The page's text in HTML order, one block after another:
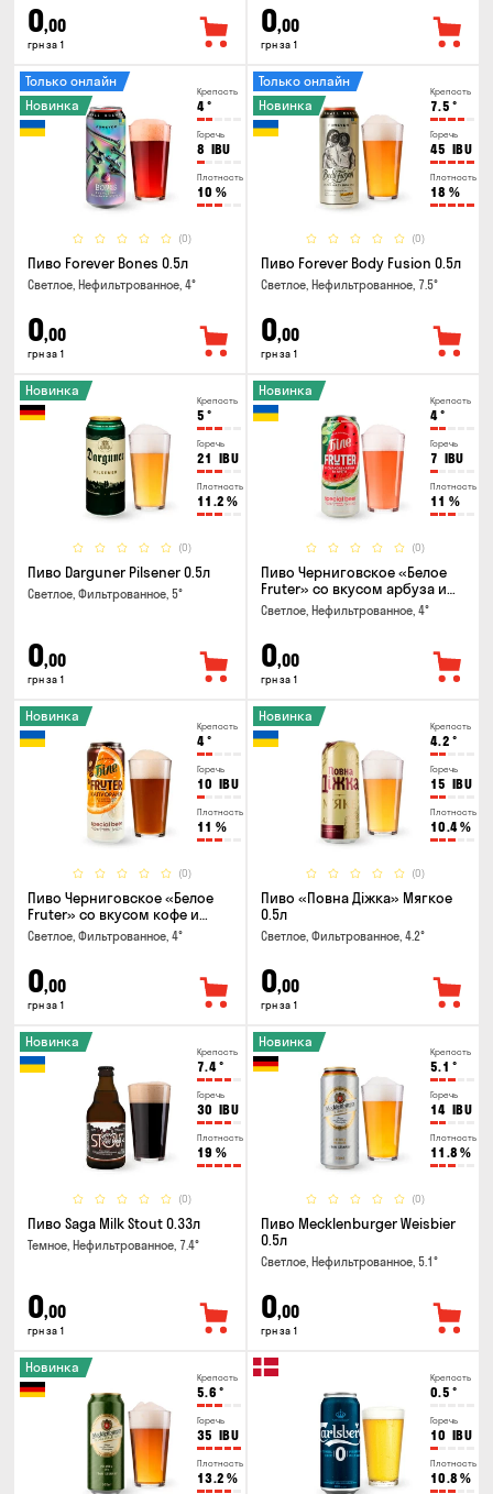
0,00
грн за 1
0,00
грн за 1
Крепость
4°
Горечь
8 IBU
Плотность
10 %
(0)
Только онлайн
Новинка
Пиво Forever Bones 0.5л
Светлое, Нефильтрованное, 4°
0,00
грн за 1
Крепость
7.5 °
Горечь
45 IBU
Плотность
18 %
(0)
Только онлайн
Новинка
Пиво Forever Body Fusion 0.5л
Светлое, Нефильтрованное, 7.5°
0,00
грн за 1
Крепость
5 °
Горечь
21 IBU
Плотность
11.2 %
(0)
Новинка
Пиво Darguner Pilsener 0.5л
Светлое, Фильтрованное, 5°
0,00
грн за 1
Крепость
4°
Горечь
7 IBU
Плотность
11 %
(0)
Новинка
Пиво Черниговское «Белое
Fruter» со вкусом арбуза и
мяты 0.5л
Светлое, Нефильтрованное, 4°
0,00
грн за 1
Крепость
4°
Горечь
10 IBU
Плотность
11 %
(0)
Новинка
Пиво Черниговское «Белое
Fruter» со вкусом кофе и
апельсина 0.5 л
Светлое, Фильтрованное, 4°
0,00
грн за 1
Крепость
4.2 °
Горечь
15 IBU
Плотность
10.4%
(0)
Новинка
Пиво «Повна Діжка» Мягкое
0.5л
Светлое, Фильтрованное, 4.2°
0,00
грн за 1
Крепость
7.4°
Горечь
30 IBU
Плотность
19 %
(0)
Новинка
Пиво Saga Milk Stout 0.33л
Темное, Нефильтрованное, 7.4°
0,00
грн за 1
Крепость
5.1 °
Горечь
14 IBU
Плотность
11.8 %
(0)
Новинка
Пиво Mecklenburger Weisbier
0.5л
Светлое, Нефильтрованное, 5.1°
0,00
грн за 1
Крепость
5.6 °
Горечь
35 IBU
Плотность
13.2 %
Новинка
Крепость
0.5 °
Горечь
10 IBU
Плотность
10.8 %